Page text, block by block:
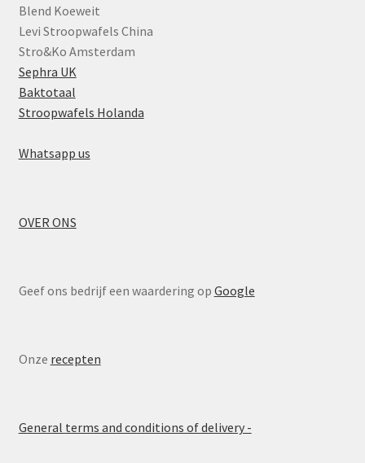
Blend Koeweit
Levi Stroopwafels China
Stro&Ko Amsterdam
Sephra UK
Baktotaal
Stroopwafels Holanda
Whatsapp us
OVER ONS
Geef ons bedrijf een waardering op Google
Onze recepten
General terms and conditions of delivery -